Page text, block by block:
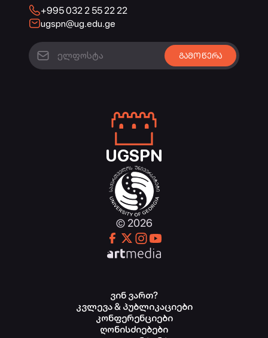
+995 032 2 55 22 22
ugspn@ug.edu.ge
UGSPN
© 2026
ვინ ვართ?
კვლევა & პუბლიკაციები
კონფერენციები
ღონისძიებები